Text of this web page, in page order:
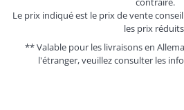
Le prix indiqué est le prix de vente
les prix
** Valable pour les livraisons en
l'étranger, veuillez consulter les